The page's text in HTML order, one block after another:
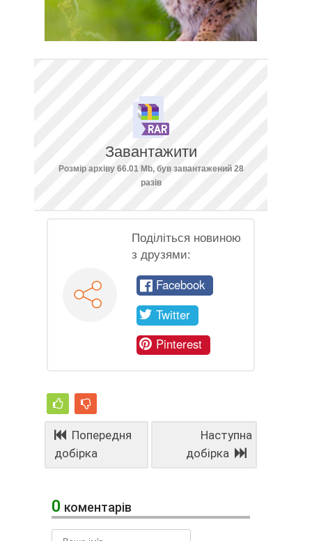
Завантажити
Розмір архіву 66.01 Mb, був завантажений 28
разів
Поділіться новиною
з друзями:
Facebook
Twitter
Pinterest
Попередня
добірка
Наступна
добірка
0 коментарів